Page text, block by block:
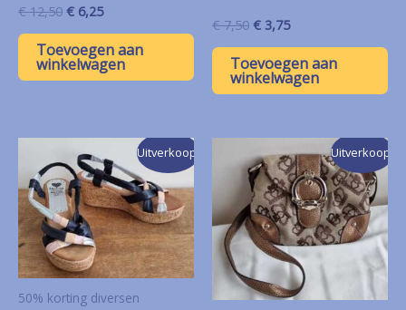
€12,50 Oorspronkelijke
was:
€ 12,50.
€ 6,25Huidige
is:
€ 6,25.
Toevoegen aan
winkelwagen
€7,50 Oorspronkelijke
was:
€ 7,50.
€ 3,75Huidige
is:
€ 3,75.
Toevoegen aan
winkelwagen
Uitverkoop!
50% korting diversen
Uitverkoop!